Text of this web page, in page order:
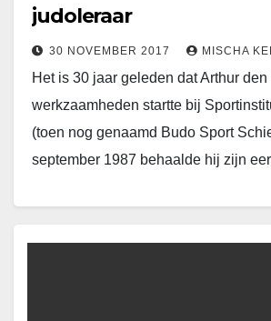
judoleraar
30 NOVEMBER 2017 MISCHA
Het is 30 jaar geleden dat Arthur
werkzaamheden startte bij
(toen nog genaamd Budo Sport
september 1987 behaalde hij zijn